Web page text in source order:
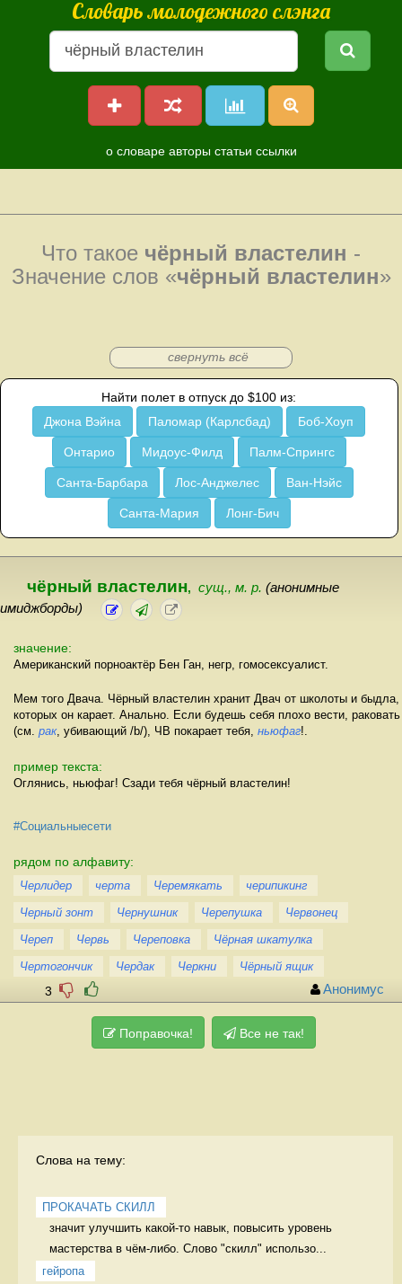
Словарь молодежного слэнга
о словаре авторы статьи ссылки
Что такое чёрный властелин -
Значение слов «чёрный властелин»
свернуть всё
Найти полет в отпуск до $100 из:
Джона Вэйна
Паломар (Карлсбад) Боб-Хоуп
Онтарио Мидоус-Филд Палм-Спрингс
Санта-Барбара Лос-Анджелес Ван-Нэйс
Санта-Мария Лонг-Бич
чёрный властелин, сущ., м. р. (анонимные
имиджборды)
значение:
Американский порноактёр Бен Ган, негр, гомосексуалист.
Мем того Двача. Чёрный властелин хранит Двач от школоты и быдла,
которых он карает. Анально. Если будешь себя плохо вести, раковать
(см. рак, убивающий /b/), ЧВ покарает тебя, ньюфаг!.
пример текста:
Оглянись, ньюфаг! Сзади тебя чёрный властелин!
#Социальныесети
рядом по алфавиту:
Черлидер черта Черемякать
черипикинг
Черный зонт
Чернушник Черепушка
Червонец
Череп
Червь Череповка
Чёрная шкатулка
Чертогончик
Чердак Черкни Чёрный ящик
3 Анонимус
Поправочка! Все не так!
Слова на тему:
ПРОКАЧАТЬ СКИЛЛ
значит улучшить какой-то навык, повысить уровень
мастерства в чём-либо. Слово "скилл" использо...
гейропа